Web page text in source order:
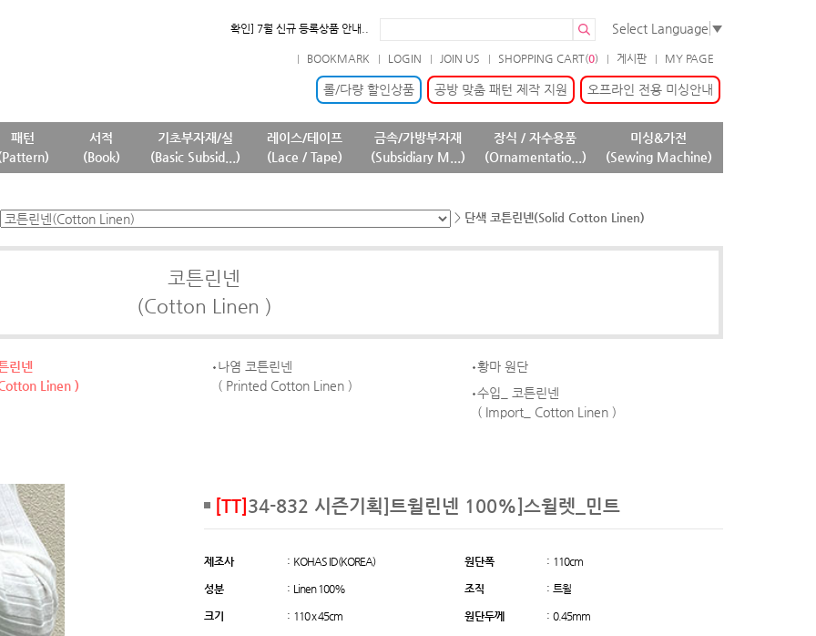
필독] 판매 중단 패턴상품 안내 ..
필독] 원단 판매가격 변경 안내 ..
확인] 7월 신규 등록상품 안내..
Select Language ▼
MY PAGE
게시판
SHOPPING CART(0)
JOIN US
LOGIN
BOOKMARK
오프라인 전용 미싱안내
공방 맞춤 패턴 제작 지원
롤/다량 할인상품
패턴
서적
(Book)
기초부자재/실
(Basic Subsid...)
레이스/테이프
(Lace / Tape)
금속/가방부자재
(Subsidiary M...)
장식 / 자수용품
(Ornamentatio...)
미싱&가전
(Sewing Machine)
> 단색 코튼린넨(Solid Cotton Linen)
코튼린넨
(Cotton Linen )
린넨
Linen )
나염 코튼린넨
( Printed Cotton Linen )
황마 원단
수입_ 코튼린넨
( Import_ Cotton Linen )
[TT] 34-832 시즌기획]트윌린넨 100%]스윌렛_민트
제조사 : KOHAS ID(KOREA) 원단폭 : 110cm
성분 : Linen 100% 조직 : 트윌
크기 : 110 x 45cm 원단두께 : 0.45mm